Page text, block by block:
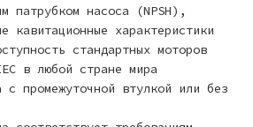
патрубком насоса (NPSH),
кавитационные характеристики
стандартных моторов
в любой стране мира
с промежуточной втулкой или без